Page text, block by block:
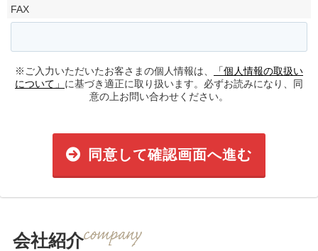
FAX
※ご入力いただいたお客さまの個人情報は、
「個人情報の取扱い
について」 に基づき適正に取り扱います。必ずお読みになり、同
意の上お問い合わせください。
同意して確認画面へ進む
会社紹介